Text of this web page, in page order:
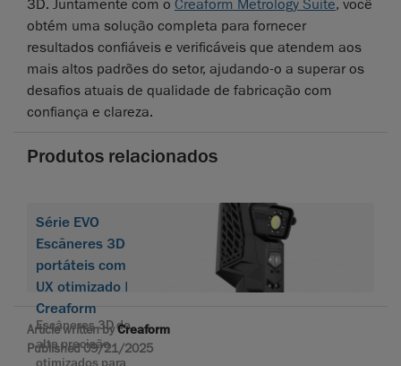
3D. Juntamente com o Creaform Metrology Suite, você
obtém uma solução completa para fornecer
resultados confiáveis e verificáveis que atendem aos
mais altos padrões do setor, ajudando-o a superar os
desafios atuais de qualidade de fabricação com
confiança e clareza.
Produtos relacionados
Série EVO
Escâneres 3D
portáteis com
UX otimizado |
Creaform
Escâneres 3D de
alta precisão
Article written byCreaform
Published 09/21/2025